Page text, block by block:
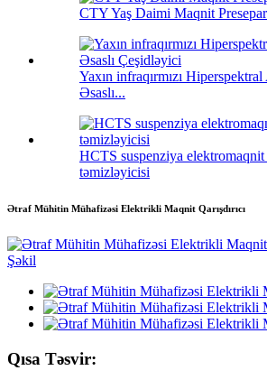
CTY Yaş Daimi Maqnit
Yaxın infraqırmızı Hiperspektral
Əsaslı...
HCTS suspenziya
təmizləyicisi
Ətraf Mühitin Mühafizəsi Elektrikli Maqnit Qarışdırıcı
Qısa Təsvir: